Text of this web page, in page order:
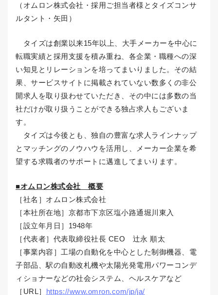
（オムロン株式会社・採用ご担当者様とタイズコンサ
ルタント・矢田）
タイズは創業以来15年以上、大手メーカーを中心に
転職実績と採用支援を積み重ね、各企業・職種への深
い知見とリレーションを培ってまいりました。その結
果、サービスサイトに掲載されていない数多くの非公
開求人を取り扱わせていただき、その中には多数の当
社だけが取り扱うことができる独占求人もございま
す。
タイズは今後とも、独自の豊富な求人ラインナップ
とマッチングのノウハウを活用し、メーカー企業を希
望する求職者のサポートに邁進してまいります。
■オムロン株式会社 概要
［社名］オムロン株式会社
［本社所在地］京都市下京区塩小路通堀川東入
［設立年月日］1948年
［代表者］代表取締役社長 CEO 辻永 順太
［事業内容］工場の自動化を中心とした制御機器、電
子部品、駅の自動改札機や太陽光発電用パワーコンデ
ィショナーなどの社会システム、ヘルスケアなど
［URL］ https://www.omron.com/jp/ja/